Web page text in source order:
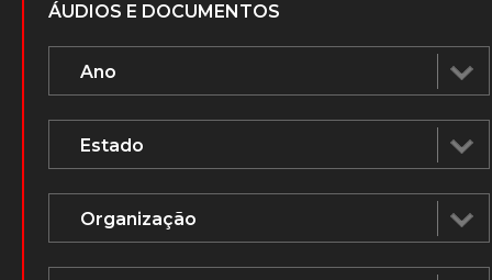
ÁUDIOS E DOCUMENTOS